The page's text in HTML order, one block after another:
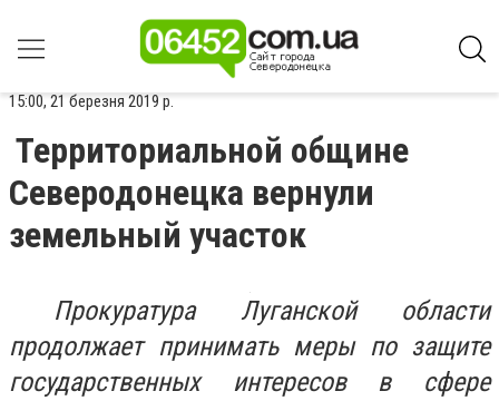
15:00, 21 березня 2019 р.
Территориальной общине
Северодонецка вернули
земельный участок
Прокуратура Луганской области
продолжает принимать меры по защите
государственных интересов в сфере